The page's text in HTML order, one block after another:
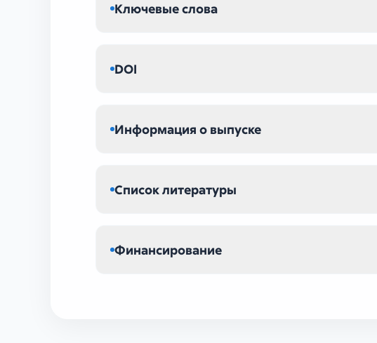
Ключевые слова
DOI
Информация о выпуске
Список литературы
Финансирование